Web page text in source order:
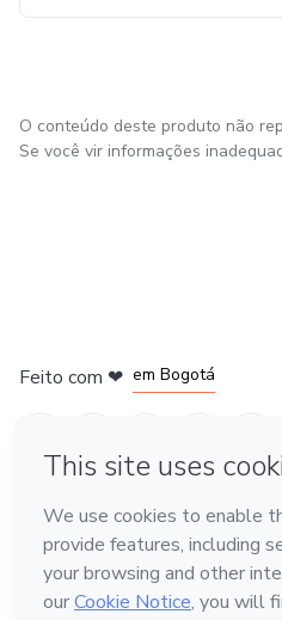
O conteúdo deste produto não
Se você vir informações
Feito com ❤ em Bogotá
Conheça a Hotmart
Idioma
Português